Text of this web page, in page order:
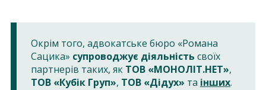
Окрім того, адвокатське бюро «Романа
Сацика» супроводжує діяльність своїх
партнерів таких, як ТОВ «МОНОЛІТ.НЕТ»,
ТОВ «Кубік Груп», ТОВ «Дідух» та інших.